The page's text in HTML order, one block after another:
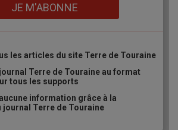
JE M'ABONNE
les articles du site Terre de Touraine
Terre de Touraine au format
tous les supports
information grâce à la
journal Terre de Touraine